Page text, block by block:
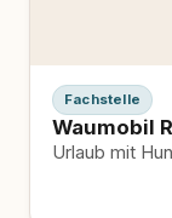
Fachstelle
Waumobil
Urlaub mit